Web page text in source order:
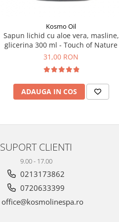
Kosmo Oil
Sapun lichid cu aloe vera, masline,
glicerina 300 ml - Touch of Nature
31,00 RON
ADAUGA IN COS
SUPORT CLIENTI
9.00 - 17.00
0213173862
0720633399
office@kosmolinespa.ro